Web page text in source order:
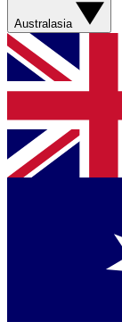
Australasia